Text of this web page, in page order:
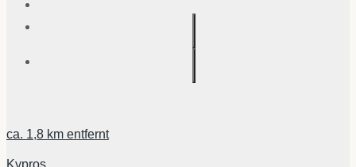
ca. 1,8 km entfernt